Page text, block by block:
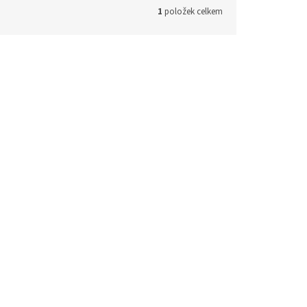
1 položek celkem